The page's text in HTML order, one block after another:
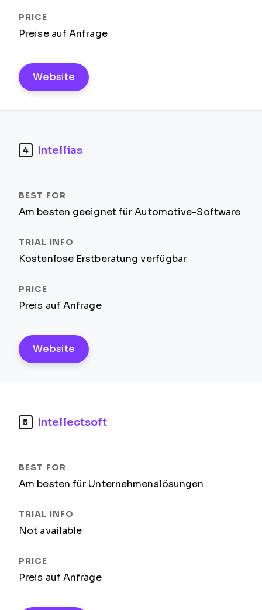
Preise auf Anfrage
Website
4 Intellias
Am besten geeignet für Automotive-Software
Kostenlose Erstberatung verfügbar
Preis auf Anfrage
Website
5 Intellectsoft
Am besten für Unternehmenslösungen
Not available
Preis auf Anfrage